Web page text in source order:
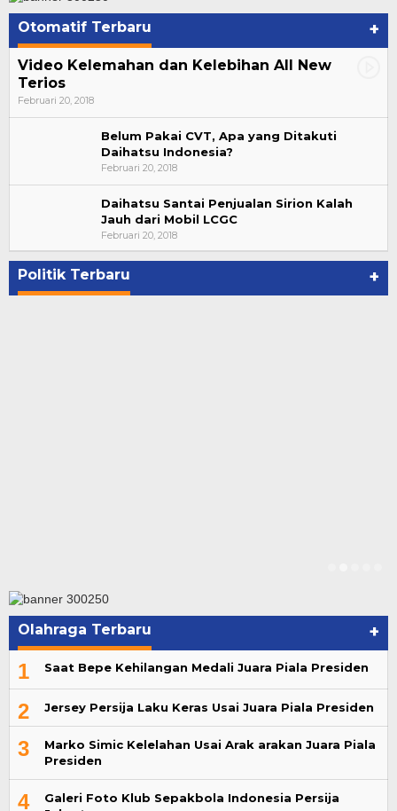
Otomatif Terbaru +
Video Kelemahan dan Kelebihan All New
Terios
Februari 20, 2018
Belum Pakai CVT, Apa yang Ditakuti
Daihatsu Indonesia?
Februari 20, 2018
Daihatsu Santai Penjualan Sirion Kalah
Jauh dari Mobil LCGC
Februari 20, 2018
Politik Terbaru +
Bupati Ahmad Hijazi, Hadiri Paripurna Hasil
Penetapan Paslon Bupati dan Wabup Te…
Di NASIONAL, POLITIK, REJANG LEBONG
Olahraga Terbaru +
1 Saat Bepe Kehilangan Medali Juara Piala Presiden
2 Jersey Persija Laku Keras Usai Juara Piala Presiden
3
Marko Simic Kelelahan Usai Arak arakan Juara Piala
Presiden
4
Galeri Foto Klub Sepakbola Indonesia Persija